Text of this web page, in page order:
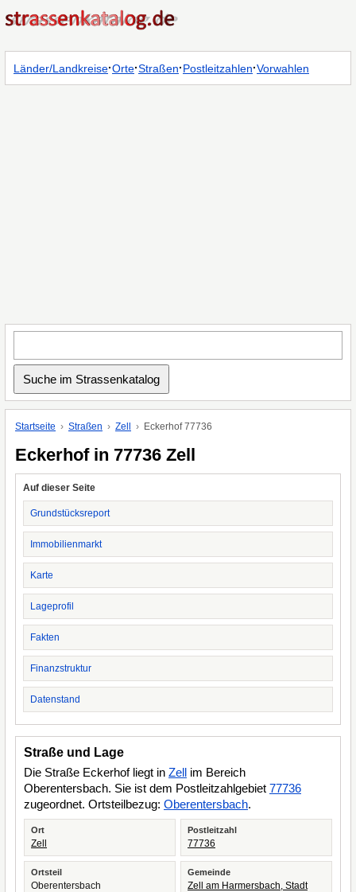
Länder/Landkreise·Orte·Straßen·Postleitzahlen·Vorwahlen
Startseite Straßen Zell Eckerhof 77736
Eckerhof in 77736 Zell
Auf dieser Seite
Grundstücksreport
Immobilienmarkt
Karte
Lageprofil
Fakten
Finanzstruktur
Datenstand
Straße und Lage
Die Straße Eckerhof liegt in Zell im Bereich
Oberentersbach. Sie ist dem Postleitzahlgebiet 77736
zugeordnet. Ortsteilbezug: Oberentersbach.
Ort
Zell
Postleitzahl
77736
Ortsteil
Oberentersbach
Gemeinde
Zell am Harmersbach, Stadt